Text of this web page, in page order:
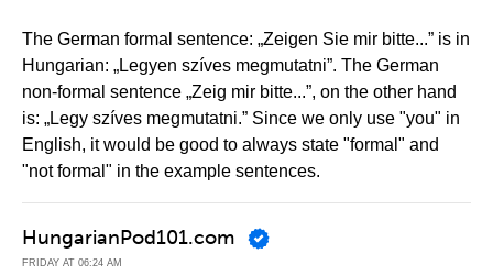
The German formal sentence: „Zeigen Sie mir bitte...” is in
Hungarian: „Legyen szíves megmutatni”. The German
non-formal sentence „Zeig mir bitte...”, on the other hand
is: „Legy szíves megmutatni.” Since we only use "you" in
English, it would be good to always state "formal" and
"not formal" in the example sentences.
HungarianPod101.com
FRIDAY AT 06:24 AM